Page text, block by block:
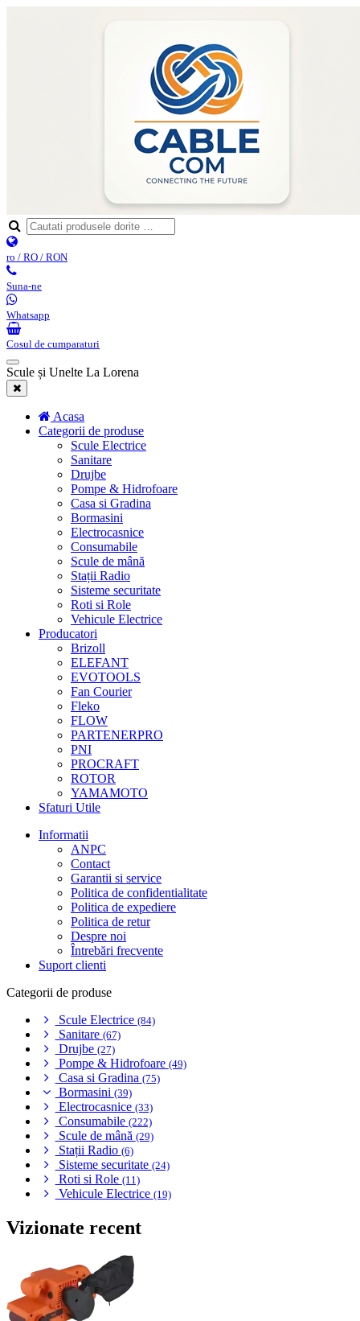
ro / RO / RON
Suna-ne
Whatsapp
Cosul de cumparaturi
Scule și Unelte La Lorena
Acasa
Categorii de produse
Scule Electrice
Sanitare
Drujbe
Pompe & Hidrofoare
Casa si Gradina
Bormasini
Electrocasnice
Consumabile
Scule de mână
Stații Radio
Sisteme securitate
Roti si Role
Vehicule Electrice
Producatori
Brizoll
ELEFANT
EVOTOOLS
Fan Courier
Fleko
FLOW
PARTENERPRO
PNI
PROCRAFT
ROTOR
YAMAMOTO
Sfaturi Utile
Informatii
ANPC
Contact
Garantii si service
Politica de confidentialitate
Politica de expediere
Politica de retur
Despre noi
Întrebări frecvente
Suport clienti
Categorii de produse
Scule Electrice (84)
Sanitare (67)
Drujbe (27)
Pompe & Hidrofoare (49)
Casa si Gradina (75)
Bormasini (39)
Electrocasnice (33)
Consumabile (222)
Scule de mână (29)
Stații Radio (6)
Sisteme securitate (24)
Roti si Role (11)
Vehicule Electrice (19)
Vizionate recent